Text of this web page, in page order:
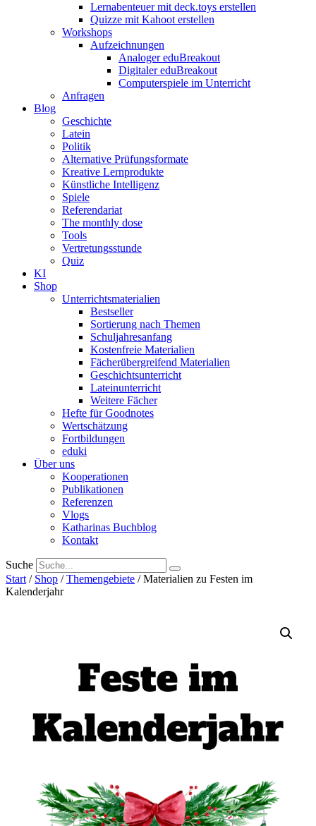
Lernabenteuer mit deck.toys erstellen
Quizze mit Kahoot erstellen
Workshops
Aufzeichnungen
Analoger eduBreakout
Digitaler eduBreakout
Computerspiele im Unterricht
Anfragen
Blog
Geschichte
Latein
Politik
Alternative Prüfungsformate
Kreative Lernprodukte
Künstliche Intelligenz
Spiele
Referendariat
The monthly dose
Tools
Vertretungsstunde
Quiz
KI
Shop
Unterrichtsmaterialien
Bestseller
Sortierung nach Themen
Schuljahresanfang
Kostenfreie Materialien
Fächerübergreifend Materialien
Geschichtsunterricht
Lateinunterricht
Weitere Fächer
Hefte für Goodnotes
Wertschätzung
Fortbildungen
eduki
Über uns
Kooperationen
Publikationen
Referenzen
Vlogs
Katharinas Buchblog
Kontakt
Suche
Start / Shop /Themengebiete / Materialien zu Festen im
Kalenderjahr